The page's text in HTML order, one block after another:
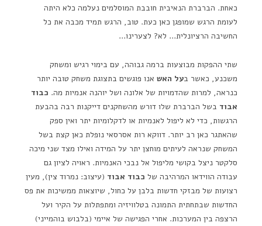
כאחת. הברברת הנאיבית חובבת המוסלמים נעלמה כלא היתה
לעומת הרגש שמופגן כאן כעת. טוב, הרגש תמיד מכבה את כל
החשיבה הרציונלית… לא? לצערינו…
שתי ההפקות מבוצעות ברמה גבוהה, עם בימוי רגיש ומשחק
משכנע, כאשר בעל האש אנו פוגשים בתצוגת משחק טובה יותר
כנראה, למרות שהדמויות של אלונה ושל יוהנה אנמיות מה. כבוד
אבוד בשל הברברת שלו דורש מהשחקנים דייקנות רבה בהבעת
הרגשות, כדי לא ליפול לאנמיות או לדקלומיות יתר ואין ספק
שהאתגר כאן רב יותר. דווקא רות אסרסאי נופלת כאן קצת בשל
המשחק שנראה לעיתים מוחצן יתר על המידה ואילו מצד שני מיכה
סלקטר ניצל בקושי מליפול אל נבכי האנמיות. ראויה לציון גם
עבודה הווידאו המרהיבה של כבוד אבוד (עיצוב: נמרוד צין), מעין
רצועות של מבזקי חדשות בלבן על כחול, שיוצאות ממשיכות את פס
החדשות שבתחתית התמונה בטלוויזיה ומתפתלות על הקיר ועל
הרצפה בין המערכות. אחרי הפגישה של איימי (בלבוש בוהמייני)